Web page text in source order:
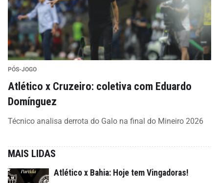
PÓS-JOGO
Atlético x Cruzeiro: coletiva com Eduardo
Domínguez
Técnico analisa derrota do Galo na final do Mineiro 2026
MAIS LIDAS
Atlético x Bahia: Hoje tem Vingadoras!